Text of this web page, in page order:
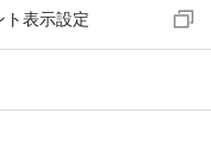
ト表示設定